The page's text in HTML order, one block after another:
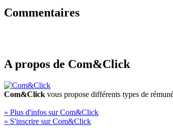
Commentaires
A propos de Com&Click
Com&Click vous propose différents types de
» Plus d'infos sur Com&Click
» S'inscrire sur Com&Click